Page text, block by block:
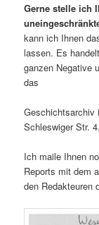
Gerne stelle ich
kann ich Ihnen
lassen. Es
ganzen Negative
das
Geschichtsarchiv
Schleswiger Str.
Ich maile Ihnen
Reports mit dem
den Redakteuren